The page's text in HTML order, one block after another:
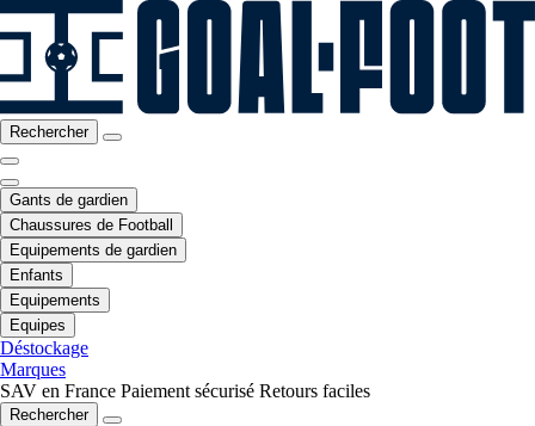
Rechercher
Gants de gardien
Chaussures de Football
Equipements de gardien
Enfants
Equipements
Equipes
Déstockage
Marques
SAV en France Paiement sécurisé Retours faciles
Rechercher